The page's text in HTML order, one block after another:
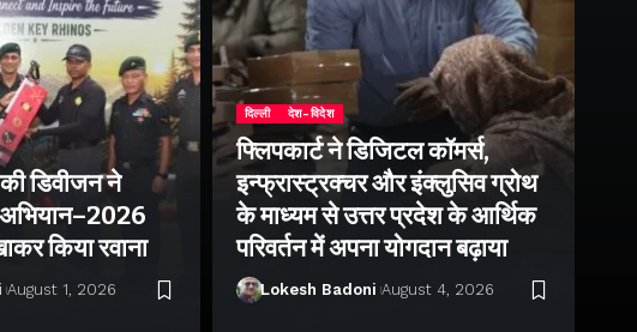
डिवीजन ने
किया रवाना
August 1, 2026
दिल्ली देश-विदेश
फ्लिपकार्ट ने डिजिटल कॉमर्स,
इन्फ्रास्ट्रक्चर और इंक्लुसिव ग्रोथ
के माध्यम से उत्तर प्रदेश के आर्थिक
परिवर्तन में अपना योगदान बढ़ाया
Lokesh Badoni August 4, 2026